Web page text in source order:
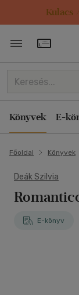
Kulacs
Könyvek E-
Főoldal Könyvek
Deák Szilvia
E-könyv